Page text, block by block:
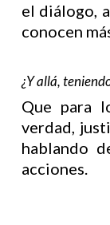
el diálogo,
conocen
¿Y allá,
Que para
verdad,
hablando
acciones.